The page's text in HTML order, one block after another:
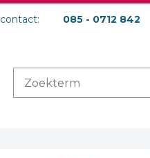
085 - 0712 842